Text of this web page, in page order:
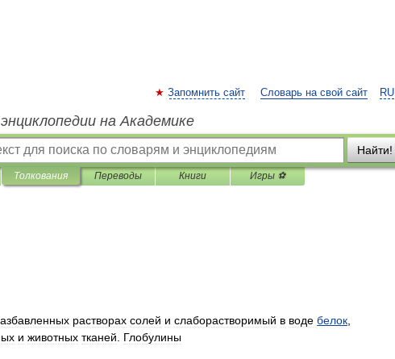
RU
Запомнить сайт Словарь на свой сайт
на Академике
Найти!
Толкования Переводы Книги Игры ⚽
растворах солей и слаборастворимый в воде белок
и животных тканей Глобулины